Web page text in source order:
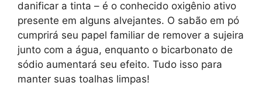
danificar a tinta – é o conhecido oxigênio ativo
presente em alguns alvejantes. O sabão em pó
cumprirá seu papel familiar de remover a sujeira
junto com a água, enquanto o bicarbonato de
sódio aumentará seu efeito. Tudo isso para
manter suas toalhas limpas!